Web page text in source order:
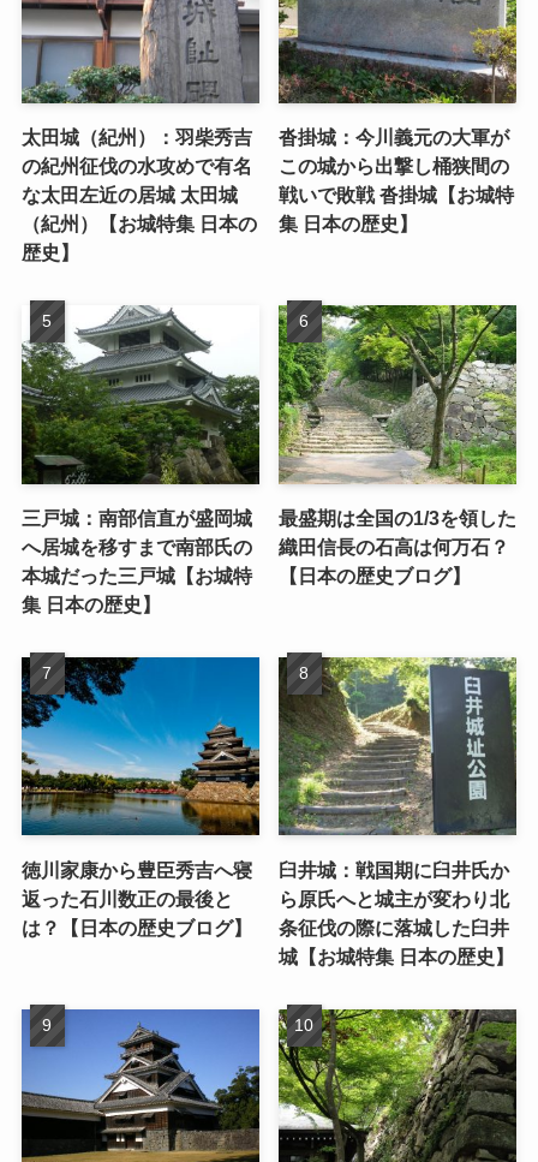
太田城（紀州）：羽柴秀吉
の紀州征伐の水攻めで有名
な太田左近の居城 太田城
（紀州）【お城特集 日本の
歴史】
沓掛城：今川義元の大軍が
この城から出撃し桶狭間の
戦いで敗戦 沓掛城【お城特
集 日本の歴史】
三戸城：南部信直が盛岡城
へ居城を移すまで南部氏の
本城だった三戸城【お城特
集 日本の歴史】
最盛期は全国の1/3を領した
織田信長の石高は何万石？
【日本の歴史ブログ】
徳川家康から豊臣秀吉へ寝
返った石川数正の最後と
は？【日本の歴史ブログ】
臼井城：戦国期に臼井氏か
ら原氏へと城主が変わり北
条征伐の際に落城した臼井
城【お城特集 日本の歴史】